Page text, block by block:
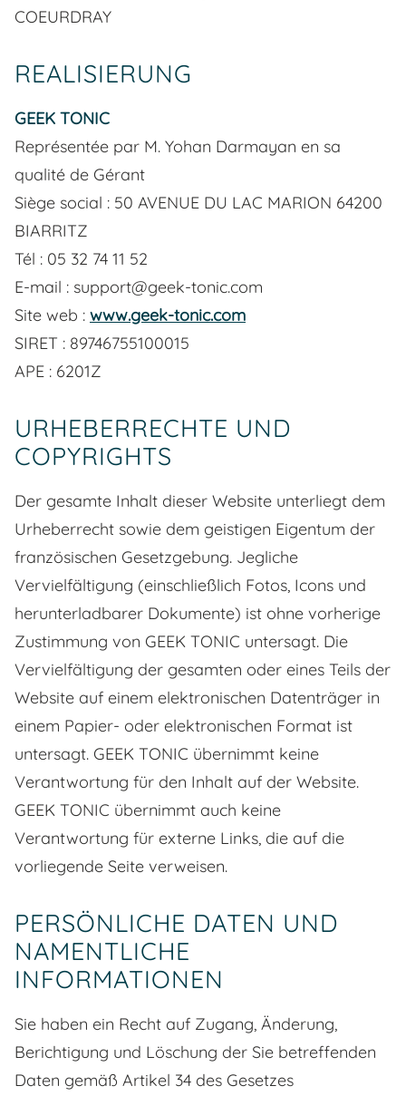
COEURDRAY
REALISIERUNG
GEEK TONIC
Représentée par M. Yohan Darmayan en sa
qualité de Gérant
Siège social : 50 AVENUE DU LAC MARION 64200
BIARRITZ
Tél : 05 32 74 11 52
E-mail : support@geek-tonic.com
Site web : www.geek-tonic.com
SIRET : 89746755100015
APE : 6201Z
URHEBERRECHTE UND
COPYRIGHTS
Der gesamte Inhalt dieser Website unterliegt dem
Urheberrecht sowie dem geistigen Eigentum der
französischen Gesetzgebung. Jegliche
Vervielfältigung (einschließlich Fotos, Icons und
herunterladbarer Dokumente) ist ohne vorherige
Zustimmung von GEEK TONIC untersagt. Die
Vervielfältigung der gesamten oder eines Teils der
Website auf einem elektronischen Datenträger in
einem Papier- oder elektronischen Format ist
untersagt. GEEK TONIC übernimmt keine
Verantwortung für den Inhalt auf der Website.
GEEK TONIC übernimmt auch keine
Verantwortung für externe Links, die auf die
vorliegende Seite verweisen.
PERSÖNLICHE DATEN UND
NAMENTLICHE
INFORMATIONEN
Sie haben ein Recht auf Zugang, Änderung,
Berichtigung und Löschung der Sie betreffenden
Daten gemäß Artikel 34 des Gesetzes